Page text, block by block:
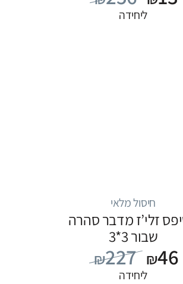
ליחידה
חיסול מלאי
זלי’ז מדבר סהרה
שבור 3*3
₪227 ₪46
ליחידה